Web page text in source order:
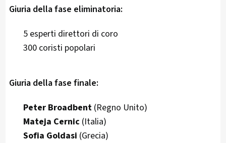
Giuria della fase eliminatoria:
5 esperti direttori di coro
300 coristi popolari
Giuria della fase finale:
Peter Broadbent(Regno Unito)
Mateja Cernic(Italia)
Sofia Goldasi (Grecia)